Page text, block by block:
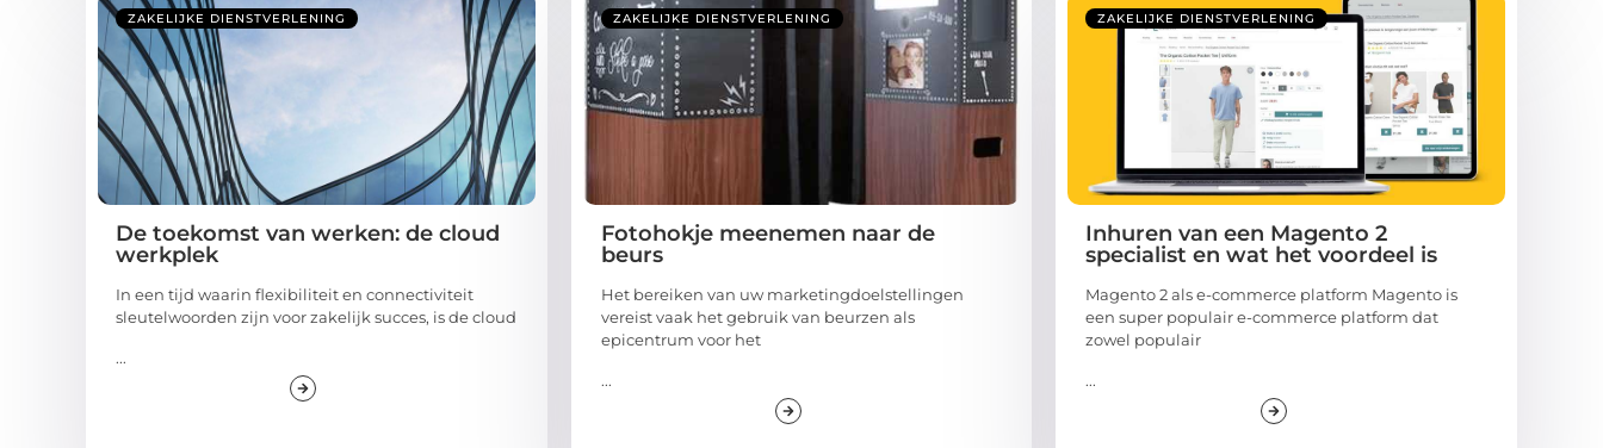
ZAKELIJKE DIENSTVERLENING
De toekomst van werken: de cloud
werkplek
In een tijd waarin flexibiliteit en connectiviteit
sleutelwoorden zijn voor zakelijk succes, is de cloud
...
ZAKELIJKE DIENSTVERLENING
Fotohokje meenemen naar de
beurs
Het bereiken van uw marketingdoelstellingen
vereist vaak het gebruik van beurzen als
epicentrum voor het
...
ZAKELIJKE DIENSTVERLENING
Inhuren van een Magento 2
specialist en wat het voordeel is
Magento 2 als e-commerce platform Magento is
een super populair e-commerce platform dat
zowel populair
...